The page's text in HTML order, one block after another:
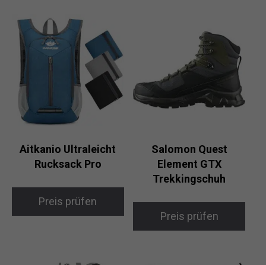
Aitkanio Ultraleicht
Rucksack Pro
Preis prüfen
Salomon Quest
Element GTX
Trekkingschuh
Preis prüfen